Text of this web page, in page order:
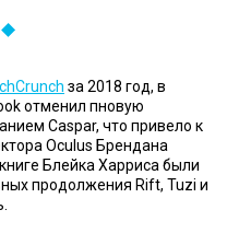
за 2018 год, в
отменил пновую
Caspar, что привело к
Oculus Брендана
Блейка Харриса были
продолжения Rift, Tuzi и